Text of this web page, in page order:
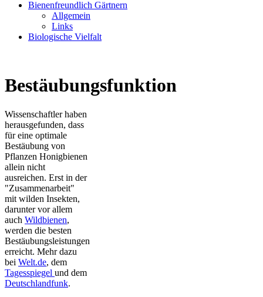
Bienenfreundlich Gärtnern
Allgemein
Links
Biologische Vielfalt
Bestäubungsfunktion
Wissenschaftler haben
herausgefunden, dass
für eine optimale
Bestäubung von
Pflanzen Honigbienen
allein nicht
ausreichen. Erst in der
"Zusammenarbeit"
mit wilden Insekten,
darunter vor allem
auch Wildbienen,
werden die besten
Bestäubungsleistungen
erreicht. Mehr dazu
bei Welt.de, dem
Tagesspiegel und dem
Deutschlandfunk.